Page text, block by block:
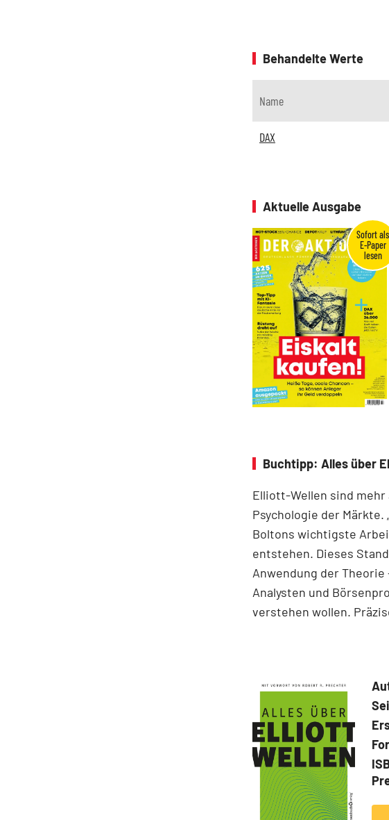
Behandelte Werte
Name
DAX
Aktuelle Ausgabe
Buchtipp: Alles über
Elliott-Wellen sind mehr
Psychologie der
Boltons wichtigste
entstehen. Dieses
Anwendung der
Analysten und
verstehen wollen.